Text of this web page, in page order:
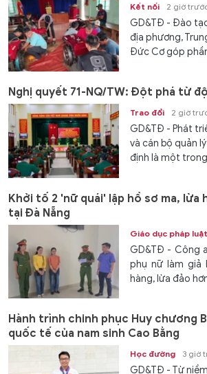
Kết nối 2 giờ
GD&TĐ - Đào
địa phương,
Đức Cơ góp
Nghị quyết 71-NQ/TW: Đột phá từ
Trao đổi 2 giờ
GD&TĐ - Phát
và cán bộ quản
định là một
Khởi tố 2 'nữ quái' lập hồ sơ ma, lừa
tại Đà Nẵng
Giáo dục pháp luật
GD&TĐ - Công
phụ nữ làm giả
hàng, lừa đảo
Hành trình chinh phục Huy chương
quốc tế của nam sinh Cao Bằng
Học đường 3 giờ
GD&TĐ - Từ